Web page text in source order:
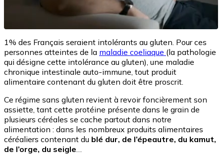
1% des Français seraient intolérants au gluten. Pour ces
personnes atteintes de la maladie coeliaque (la pathologie
qui désigne cette intolérance au gluten), une maladie
chronique intestinale auto-immune, tout produit
alimentaire contenant du gluten doit être proscrit.
Ce régime sans gluten revient à revoir foncièrement son
assiette, tant cette protéine présente dans le grain de
plusieurs céréales se cache partout dans notre
alimentation : dans les nombreux produits alimentaires
céréaliers contenant du blé dur, de l’épeautre, du kamut,
de l’orge, du seigle…